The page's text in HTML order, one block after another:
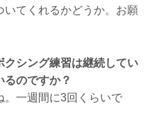
いてくれるかどうか。お願
クシング練習は継続してい
るのですか？
。一週間に3回くらいで